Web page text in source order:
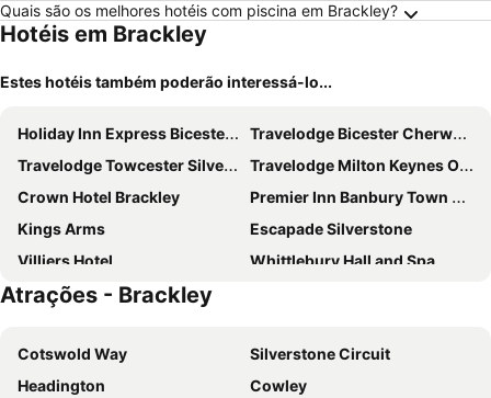
Quais são os melhores hotéis com piscina em Brackley?
Hotéis em Brackley
Estes hotéis também poderão interessá-lo...
Holiday Inn Express Bicester By Ihg
Travelodge Bicester Cherwell Valley M40
Travelodge Towcester Silverstone
Travelodge Milton Keynes Old Stratford
Crown Hotel Brackley
Premier Inn Banbury Town Centre (Castle Quay) hotel
Kings Arms
Escapade Silverstone
Villiers Hotel
Whittlebury Hall and Spa
Premier Inn Buckingham hotel
Premier Inn Bicester
Bicester Hotel Golf and Spa
Atrações - Brackley
Cotswold Way
Silverstone Circuit
Headington
Cowley